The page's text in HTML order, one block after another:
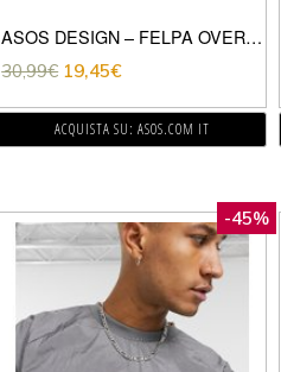
ASOS DESIGN – FELPA OVERSIZE COLOUR BLOCK-GIALLO
30,99€ 19,45€
ACQUISTA SU: ASOS.COM IT
-45%